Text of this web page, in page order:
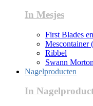
In Mesjes
First Blades
Mescontainer
Ribbel
Swann Morton
Nagelproducten
In